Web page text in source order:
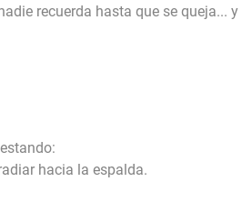
recuerda hasta que se queja...
hacia la espalda.